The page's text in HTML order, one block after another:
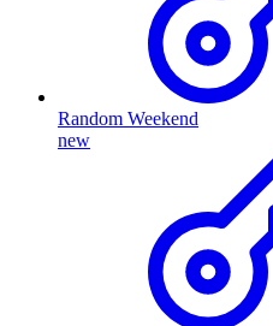
Random Weekend
new